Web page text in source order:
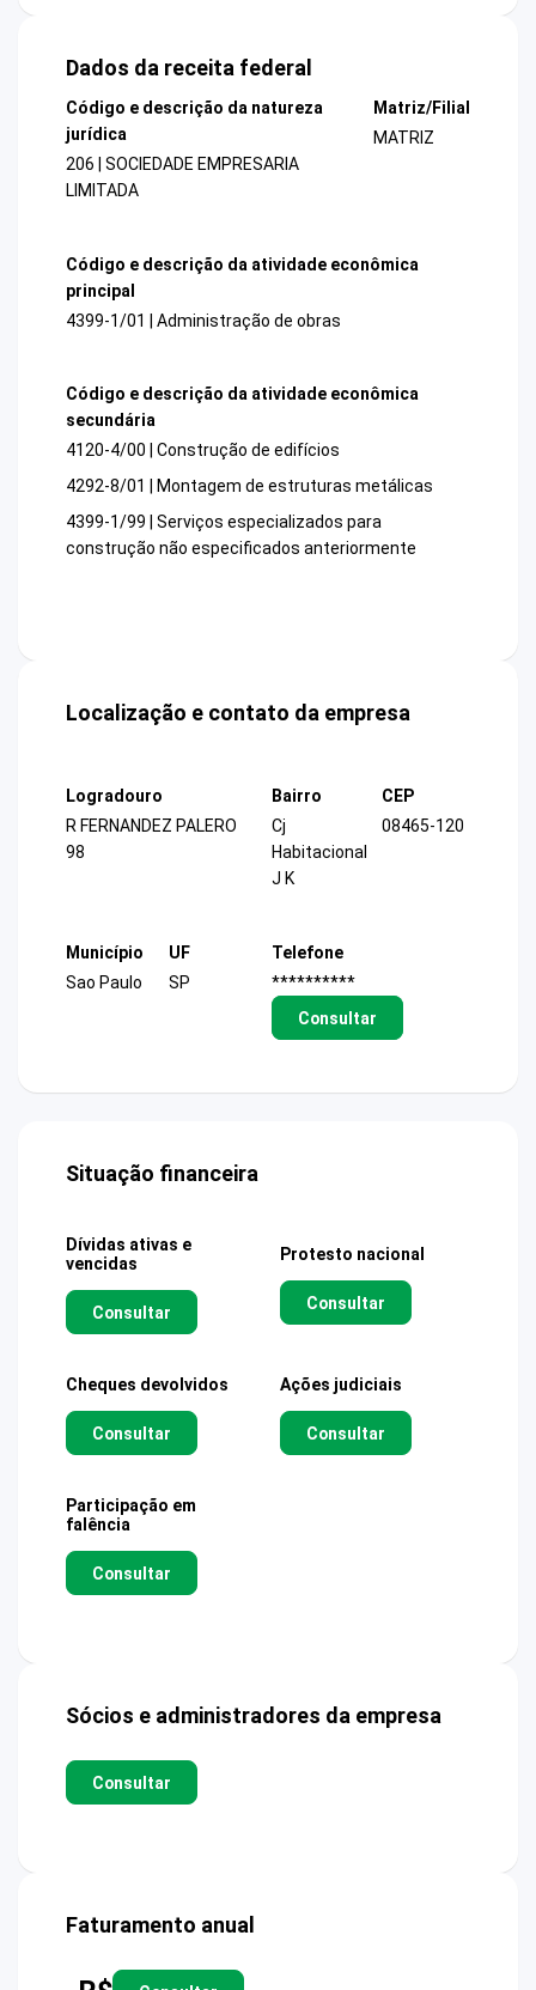
Dados da receita federal
Código e descrição da natureza
jurídica
206 | SOCIEDADE EMPRESARIA
LIMITADA
Matriz/Filial
MATRIZ
Código e descrição da atividade econômica
principal
4399-1/01 | Administração de obras
Código e descrição da atividade econômica
secundária
4120-4/00 | Construção de edifícios
4292-8/01 | Montagem de estruturas metálicas
4399-1/99 | Serviços especializados para
construção não especificados anteriormente
Localização e contato da empresa
Logradouro
R FERNANDEZ PALERO
98
Bairro
Cj
Habitacional
J K
CEP
08465-120
Município
Sao Paulo
UF
SP
Telefone
**********
Consultar
Situação financeira
Dívidas ativas e
vencidas
Consultar
Protesto nacional
Consultar
Cheques devolvidos
Consultar
Ações judiciais
Consultar
Participação em
falência
Consultar
Sócios e administradores da empresa
Consultar
Faturamento anual